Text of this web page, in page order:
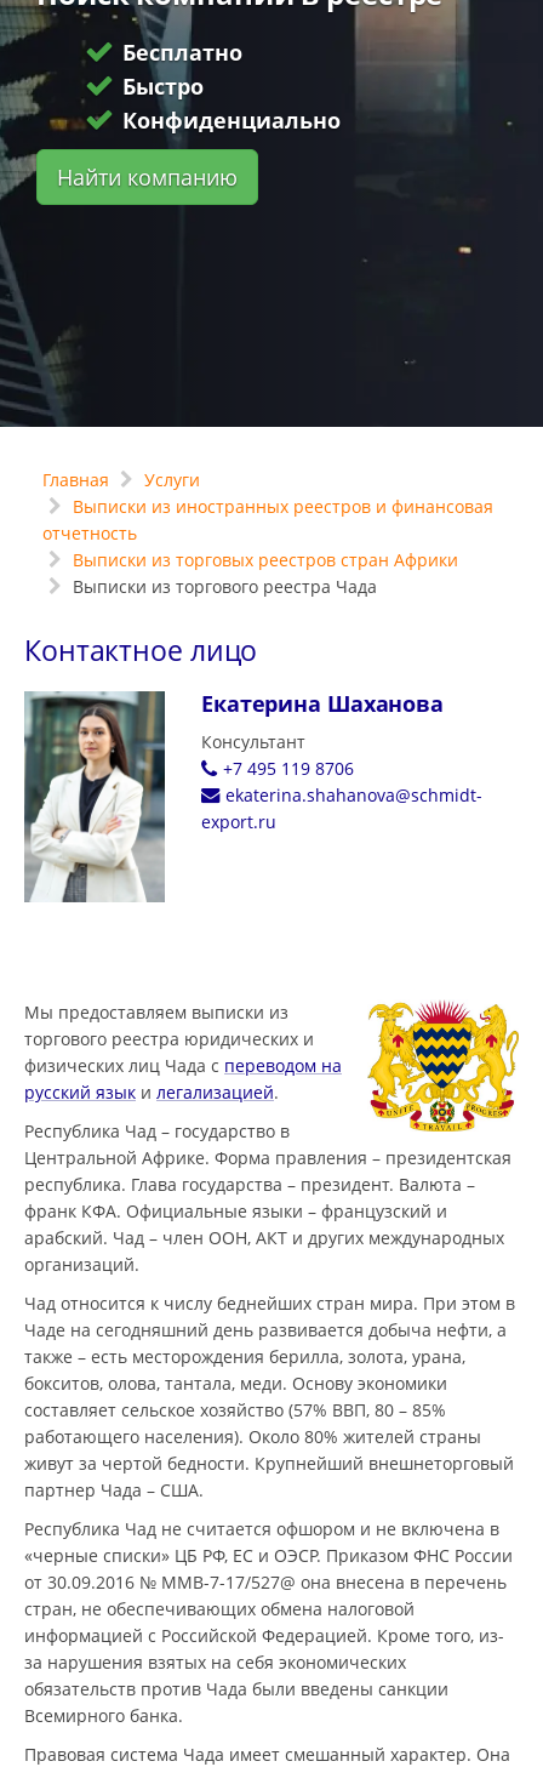
Бесплатно
Быстро
Конфиденциально
Найти компанию
Главная
Услуги
Выписки из иностранных реестров и финансовая
отчетность
Выписки из торговых реестров стран Африки
Выписки из торгового реестра Чада
Контактное лицо
Екатерина Шаханова
Консультант
+7 495 119 8706
ekaterina.shahanova@schmidt-
export.ru
Мы предоставляем выписки из
торгового реестра юридических и
физических лиц Чада с переводом на
русский язык и легализацией.
Республика Чад – государство в
Центральной Африке. Форма правления – президентская
республика. Глава государства – президент. Валюта –
франк КФА. Официальные языки – французский и
арабский. Чад – член ООН, АКТ и других международных
организаций.
Чад относится к числу беднейших стран мира. При этом в
Чаде на сегодняшний день развивается добыча нефти, а
также – есть месторождения берилла, золота, урана,
бокситов, олова, тантала, меди. Основу экономики
составляет сельское хозяйство (57% ВВП, 80 – 85%
работающего населения). Около 80% жителей страны
живут за чертой бедности. Крупнейший внешнеторговый
партнер Чада – США.
Республика Чад не считается офшором и не включена в
«черные списки» ЦБ РФ, ЕС и ОЭСР. Приказом ФНС России
от 30.09.2016 № ММВ-7-17/527@ она внесена в перечень
стран, не обеспечивающих обмена налоговой
информацией с Российской Федерацией. Кроме того, из-
за нарушения взятых на себя экономических
обязательств против Чада были введены санкции
Всемирного банка.
Правовая система Чада имеет смешанный характер. Она